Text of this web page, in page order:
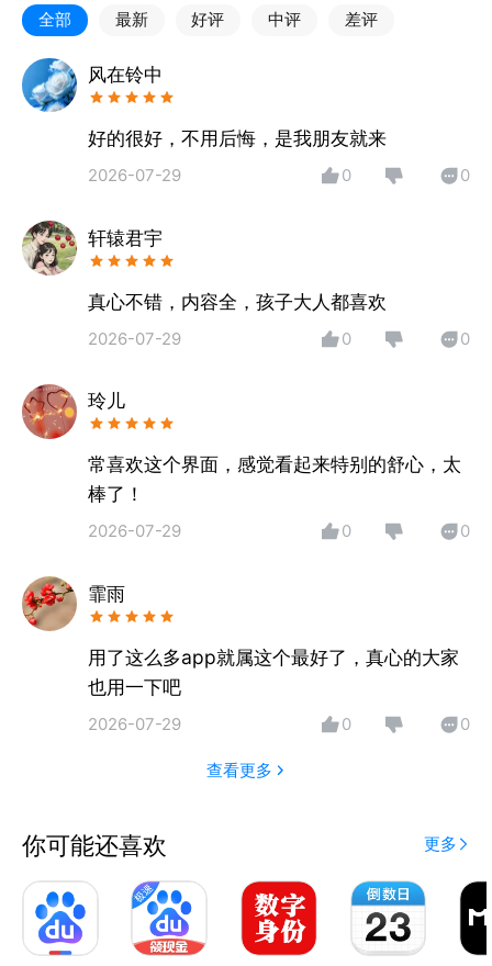
软件特色：
1、超简精美界面直接上手，无需学习成本
2、支持局域网和公网远程控制
3、支持PC电脑应用锁，添加应用锁的软件打开的时
候需要手机指纹验证成功后才能打开
4、支持桌面小组件快速控制，无需打开软件
5、支持设置开机启动，防退出功能，即使结束软件进
6、对于不支持指纹验证的设备，我们还提供了图案密
码方案
7、PC电脑端目前支持的系统有：Win 7/8/8.1/10/11
系统，全部兼容多系统
电脑端下载地址：
https://wwbpc.lanzoue.com/b00q1kpeoh
提取码：4adn
使用上如有问题，请在软件中查看客服联系方式，直接
联系客服
全部 最新 好评 中评 差评
风在铃中
好的很好，不用后悔，是我朋友就来
2026-07-29 0 0
轩辕君宇
真心不错，内容全，孩子大人都喜欢
2026-07-29 0 0
玲儿
常喜欢这个界面，感觉看起来特别的舒心，太
棒了！
2026-07-29 0 0
霏雨
用了这么多app就属这个最好了，真心的大家
也用一下吧
2026-07-29 0 0
查看更多
你可能还喜欢 更多